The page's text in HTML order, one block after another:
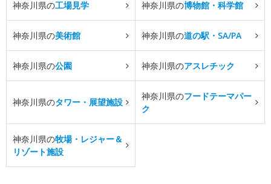
神奈川県の工場見学 神奈川県の博物館・科学館
神奈川県の美術館 神奈川県の道の駅・SA/PA
神奈川県の公園 神奈川県のアスレチック
神奈川県のタワー・展望施設
神奈川県のフードテーマパー
ク
神奈川県の牧場・レジャー＆
リゾート施設